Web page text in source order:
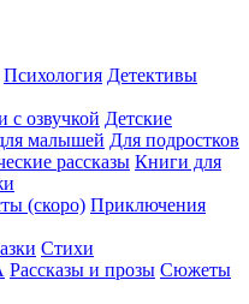
Психология Детективы
с озвучкой Детские
малышей Для подростков
рассказы Книги для
(скоро) Приключения
Стихи
Рассказы и прозы Сюжеты